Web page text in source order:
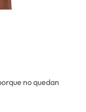
no quedan